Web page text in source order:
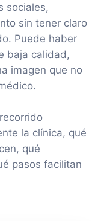
sociales,
sin tener claro
Puede haber
baja calidad,
imagen que no
la clínica, qué
qué
pasos facilitan